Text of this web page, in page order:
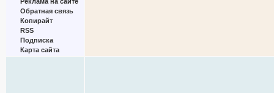
Обратная связь
Копирайт
RSS
Подписка
Карта сайта